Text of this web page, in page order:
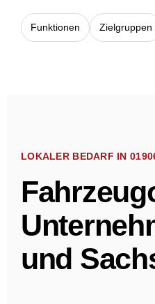
Funktionen Zielgruppen
LOKALER BEDARF IN
und